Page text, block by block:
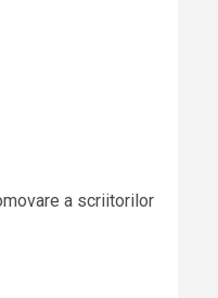
a scriitorilor